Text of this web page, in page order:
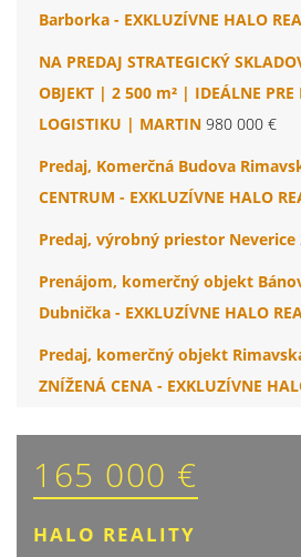
Barborka - EXKLUZÍVNE HALO
NA PREDAJ STRATEGICKÝ
OBJEKT | 2 500 m² | IDEÁLNE PRE
LOGISTIKU | MARTIN 980 000 €
Predaj, Komerčná Budova
CENTRUM - EXKLUZÍVNE HALO
Predaj, výrobný priestor Neverice
Prenájom, komerčný objekt
Dubnička - EXKLUZÍVNE HALO
Predaj, komerčný objekt
ZNÍŽENÁ CENA - EXKLUZÍVNE
165 000 €
HALO REALITY